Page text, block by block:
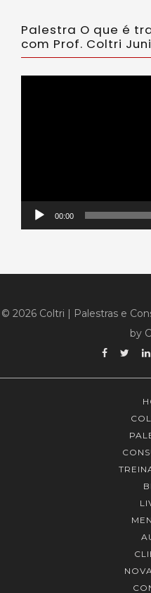
Palestra O que é
com Prof. Coltri
00:00
© 2026 Coltri | Palestras e
by
Facebook